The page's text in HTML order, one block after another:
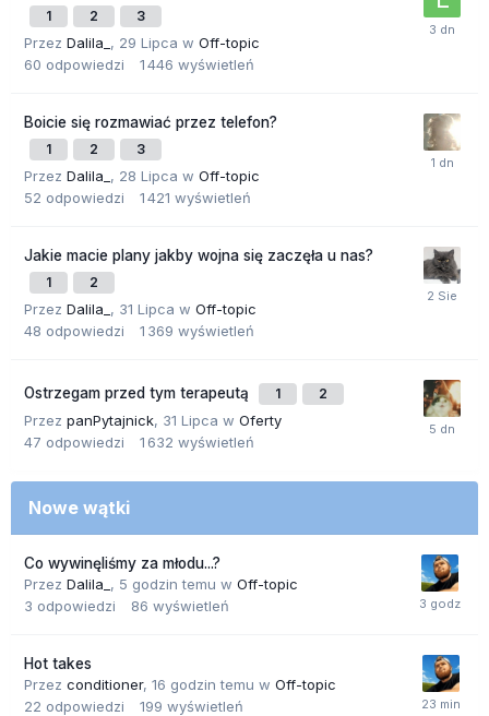
1 2 3
Przez Dalila_ , 29 Lipca w Off-topic
60 odpowiedzi 1 446 wyświetleń
Boicie się rozmawiać przez telefon?
1 2 3
Przez Dalila_ , 28 Lipca w Off-topic
52 odpowiedzi 1 421 wyświetleń
Jakie macie plany jakby wojna się zaczęła u nas?
1 2
Przez Dalila_ , 31 Lipca w Off-topic
48 odpowiedzi 1 369 wyświetleń
Ostrzegam przed tym terapeutą 1 2
Przez panPytajnick, 31 Lipca w Oferty
47 odpowiedzi 1 632 wyświetleń
Nowe wątki
Co wywinęliśmy za młodu...?
Przez Dalila_ , 5 godzin temu w Off-topic
3 odpowiedzi 86 wyświetleń
Hot takes
Przez conditioner, 16 godzin temu w Off-topic
22 odpowiedzi 199 wyświetleń